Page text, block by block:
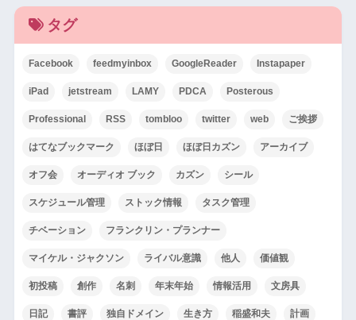
タグ
Facebook feedmyinbox GoogleReader Instapaper
iPad jetstream LAMY PDCA Posterous
Professional RSS tombloo twitter web ご挨拶
はてなブックマーク ほぼ日 ほぼ日カズン アーカイブ
オフ会 オーディオ ブック カズン シール
スケジュール管理 ストック情報 タスク管理
チベーション フランクリン・プランナー
マイケル・ジャクソン ライバル意識 他人 価値観
初投稿 創作 名刺 年末年始 情報活用 文房具
日記 書評 独自ドメイン 生き方 稲盛和夫 計画